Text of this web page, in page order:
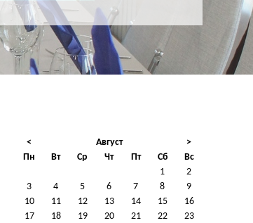
< Август
>
Пн
Вт Ср Чт Пт Сб
Вс
1
2
3
4 5 6 7 8
9
10
11 12 13 14 15
16
17
18 19 20 21 22
23